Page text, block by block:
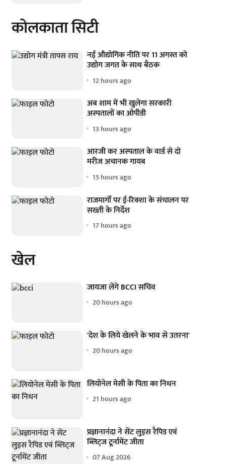
कोलकाता सिटी
नई औद्योगिक नीति पर 11 अगस्त को
उद्योग जगत के साथ बैठक
12 hours ago
अब शाम में भी खुलेगा सरकारी
अस्पतालों का ओपीडी
13 hours ago
आरजी कर अस्पताल के वार्ड से दो
मरीज अचानक गायब
15 hours ago
राजमार्गों पर ई-रिक्शा के संचालन पर
सख्ती के निर्देश
17 hours ago
खेल
जायजा लेंगे BCCI सचिव
20 hours ago
'देश के लिये खेलने के भाव से उतरना'
20 hours ago
लियोनेल मेसी के पिता का निधन
21 hours ago
प्रज्ञानानंदा ने सेंट लुइस रैपिड एवं
ब्लिट्ज टूर्नामेंट जीता
07 Aug 2026